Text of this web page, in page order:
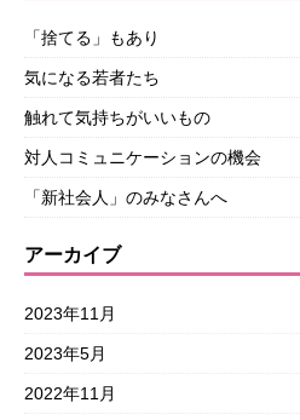
「捨てる」もあり
気になる若者たち
触れて気持ちがいいもの
対人コミュニケーションの機会
「新社会人」のみなさんへ
アーカイブ
2023年11月
2023年5月
2022年11月